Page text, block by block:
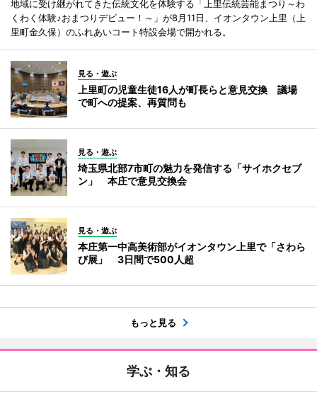
地域に受け継がれてきた伝統文化を体験する「上里伝統芸能まつり～わ
くわく体験♪おまつりデビュー！～」が8月11日、イオンタウン上里（上
里町金久保）のふれあいコート特設会場で開かれる。
見る・遊ぶ
上里町の児童生徒16人が町長らと意見交換 議場
で町への提案、再質問も
見る・遊ぶ
埼玉県北部7市町の魅力を発信する「サイホクセブ
ン」 本庄で意見交換会
見る・遊ぶ
本庄第一中高美術部がイオンタウン上里で「さわら
び展」 3日間で500人超
もっと見る
学ぶ・知る